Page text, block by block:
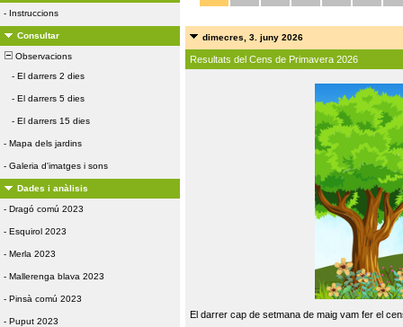
- Instruccions
Consultar
Observacions
- El darrers 2 dies
- El darrers 5 dies
- El darrers 15 dies
- Mapa dels jardins
- Galeria d'imatges i sons
Dades i anàlisis
- Dragó comú 2023
- Esquirol 2023
- Merla 2023
- Mallerenga blava 2023
- Pinsà comú 2023
- Puput 2023
dimecres, 3. juny 2026
Resultats del Cens de Primavera 2026
El darrer cap de setmana de maig vam fer el